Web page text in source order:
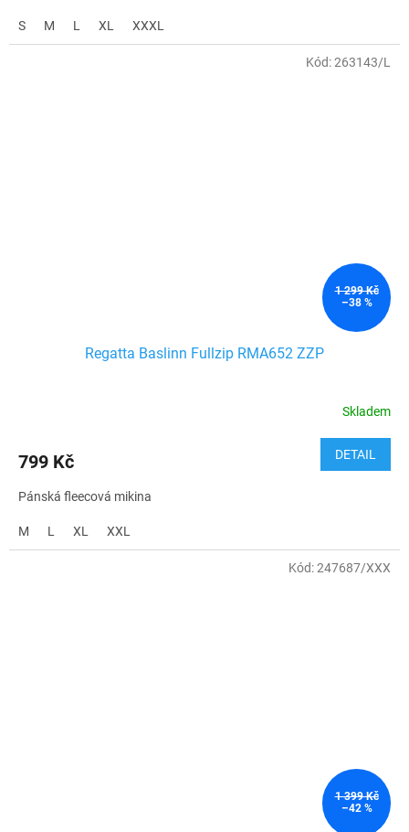
S M L XL XXXL
1 299 Kč
–38 %
Regatta Baslinn Fullzip RMA652 ZZP
Skladem
799 Kč DETAIL
Pánská fleecová mikina
M L XL XXL
Kód:263143/L
1 399 Kč
–42 %
Kód:247687/XXX